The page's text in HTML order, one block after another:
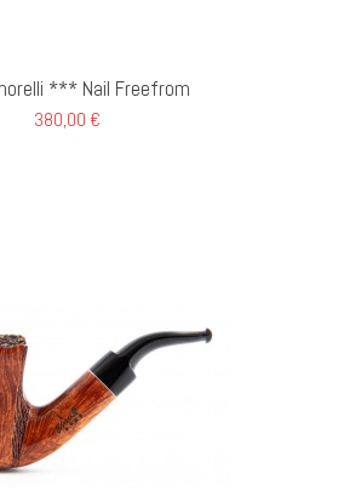
*** Nail Freefrom
380,00 €